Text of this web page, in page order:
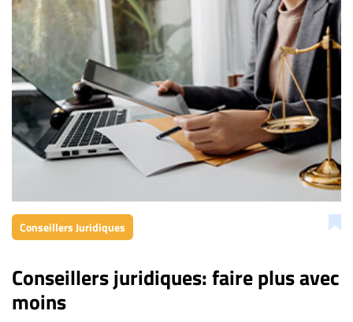
Conseillers Juridiques
Conseillers juridiques: faire plus avec
moins